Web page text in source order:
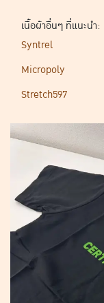
เนื้อผ้าอื่นๆ ที่แนะนำ:
Syntrel
Micropoly
Stretch597